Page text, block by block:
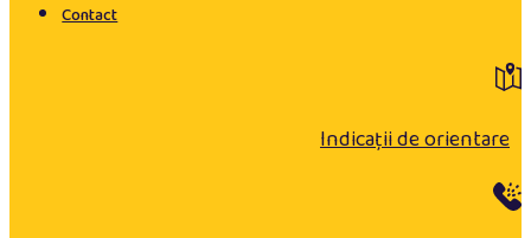
Contact
Indicații de orientare